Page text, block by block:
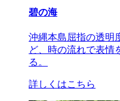
碧の海
沖縄本島屈指の透明
ど、時の流れで表情
る。
詳しくはこちら